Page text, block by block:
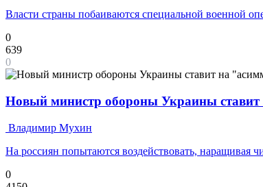
Власти страны побаиваются специальной военной
0
639
0
Новый министр обороны Украины ставит
Владимир Мухин
На россиян попытаются воздействовать, наращивая
0